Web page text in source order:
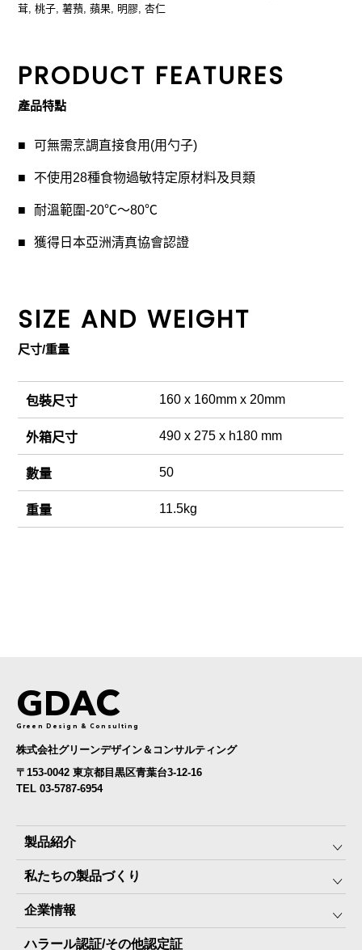
茸, 桃子, 薯蕷, 蘋果, 明膠, 杏仁
PRODUCT FEATURES
產品特點
可無需烹調直接食用(用勺子)
不使用28種食物過敏特定原材料及貝類
耐溫範圍-20℃〜80℃
獲得日本亞洲清真協會認證
SIZE AND WEIGHT
尺寸/重量
包裝尺寸 160 x 160mm x 20mm
外箱尺寸 490 x 275 x h180 mm
數量 50
重量 11.5kg
GDAC
Green Design & Consulting
株式会社グリーンデザイン＆コンサルティング
〒153-0042 東京都目黒区青葉台3-12-16
TEL 03-5787-6954
製品紹介
みんなの保存⾷
The Next Dekade10年保存
The Next Dekade7年保存
私たちの製品づくり
SDGSへの取り組み
企業情報
ハラール認証/その他認定証